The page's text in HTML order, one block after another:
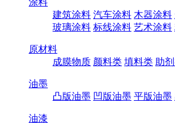
涂料
建筑涂料 汽车涂料 木器涂料
玻璃涂料 标线涂料 艺术涂料
原材料
成膜物质 颜料类 填料类 助
油墨
凸版油墨 凹版油墨 平版油墨
油漆